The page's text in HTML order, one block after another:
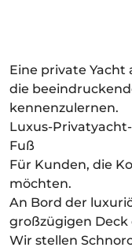
Eine private Yacht
die
kennenzulernen.
Luxus-
Fuß
Für Kunden, die
möchten.
An Bord der
großzügigen
Wir stellen